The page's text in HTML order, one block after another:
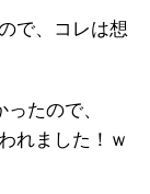
で、コレは想
たので、
れました！ｗ